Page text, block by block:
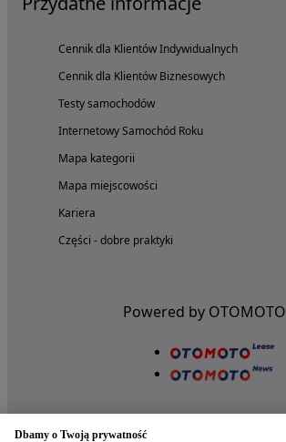
Cennik dla Klientów Indywidualnych
Cennik dla Klientów Biznesowych
Testy samochodów
Internetowy Samochód Roku
Mapa kategorii
Mapa miejscowości
Kariera
Części - dobre praktyki
Powered by OTOMOTO
Dbamy o Twoją prywatność